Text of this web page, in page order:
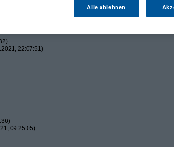
22:07:51)
09:25:05)
Alle ablehnen